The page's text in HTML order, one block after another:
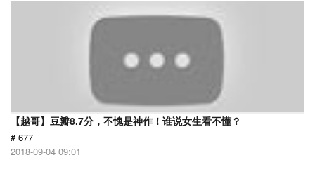
【越哥】豆瓣8.7分，不愧是神作！谁说女生看不懂？
# 677
2018-09-04 09:01